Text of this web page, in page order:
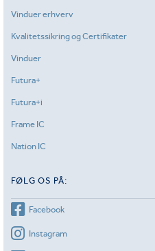
Vinduer erhverv
Kvalitetssikring og Certifikater
Vinduer
Futura+
Futura+i
Frame IC
Nation IC
FØLG OS PÅ:
Facebook
Instagram